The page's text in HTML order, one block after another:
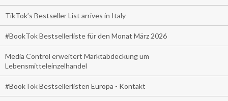
TikTok’s Bestseller List arrives in Italy
#BookTok Bestsellerliste für den Monat März 2026
Media Control erweitert Marktabdeckung um
Lebensmitteleinzelhandel
#BookTok Bestsellerlisten Europa - Kontakt